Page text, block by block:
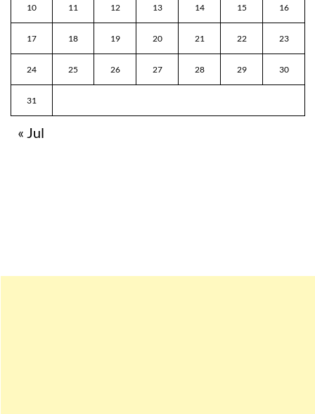
10 11 12 13 14 15 16
17 18 19 20 21 22 23
24 25 26 27 28 29 30
31
« Jul